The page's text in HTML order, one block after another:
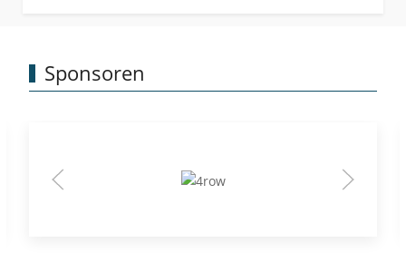
Sponsoren